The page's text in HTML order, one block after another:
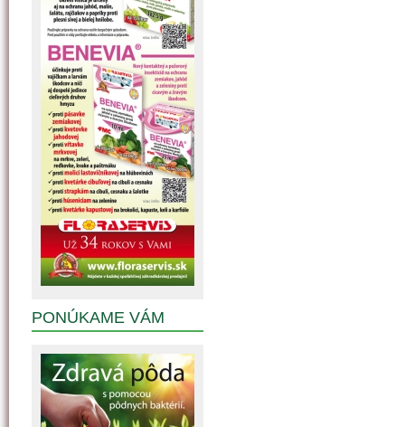
PONÚKAME VÁM